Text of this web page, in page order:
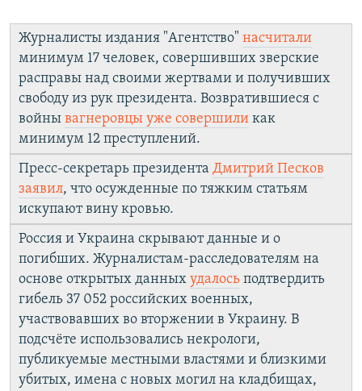
Журналисты издания "Агентство" насчитали
минимум 17 человек, совершивших зверские
расправы над своими жертвами и получивших
свободу из рук президента. Возвратившиеся с
войны вагнеровцы уже совершили как
минимум 12 преступлений.
Пресс-секретарь президента Дмитрий Песков
заявил, что осужденные по тяжким статьям
искупают вину кровью.
Россия и Украина скрывают данные и о
погибших. Журналистам-расследователям на
основе открытых данных удалось подтвердить
гибель 37 052 российских военных,
участвовавших во вторжении в Украину. В
подсчёте использовались некрологи,
публикуемые местными властями и близкими
убитых, имена с новых могил на кладбищах,